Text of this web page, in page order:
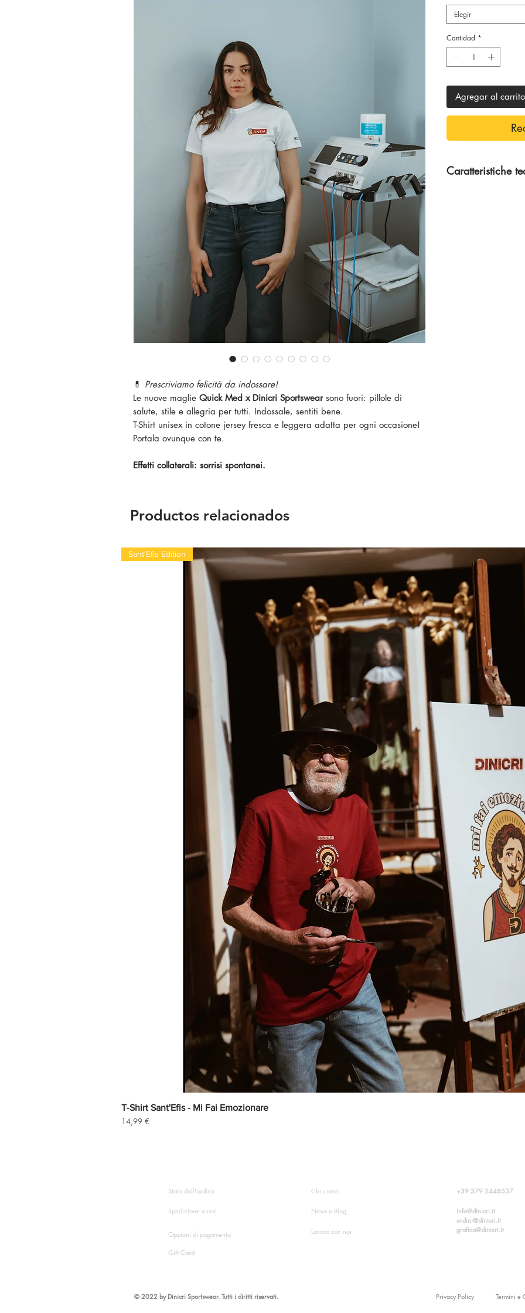
💊 Prescriviamo felicità da indossare!
Le nuove maglie Quick Med x Dinicri Sportswearsono fuori: pillole di
salute, stile e allegria per tutti. Indossale, sentiti bene.
T-Shirt unisex in cotone jersey fresca e leggera adatta per ogni occasione!
Portala ovunque con te.
Effetti collaterali: sorrisi spontanei.
Elegir
Cantidad *
Agregar al carrito
Caratteristiche
Productos relacionados
Sant'Efis Edition
T-Shirt Sant'Efis - Mi Fai Emozionare
Precio
14,99 €
Stato dell'ordine
Spedizione e resi
Opzioni di pagamento
Chi siamo
News e Blog
Lavora con noi
+39 379 2448537
info@dinicri.it
ordini@dinicri.it
grafica@dinicri.it
Gift Card
© 2022 by Dinicri Sportswear. Tutti i diritti riservati. Privacy Policy Termini e